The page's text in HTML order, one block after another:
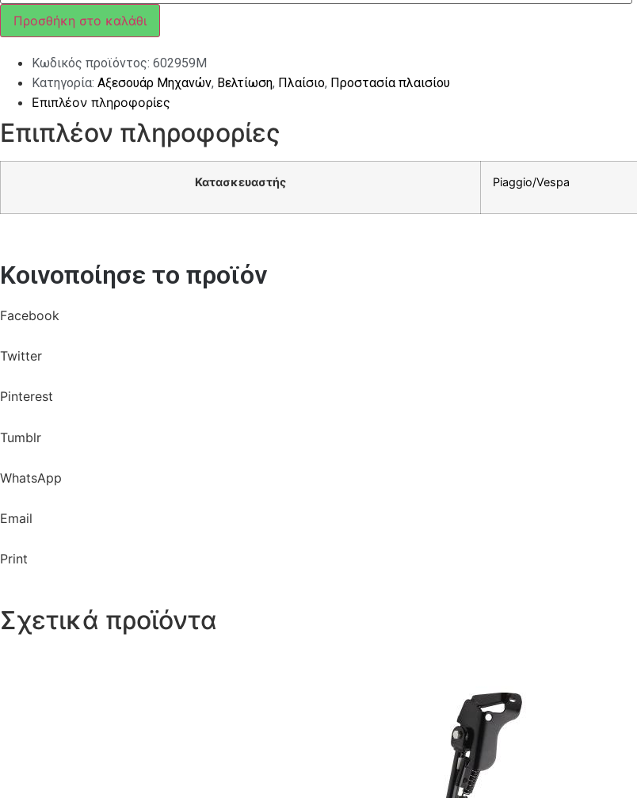
VESPA
GTS
ποσότητα
Προσθήκη στο καλάθι
Κωδικός προϊόντος: 602959M
Κατηγορία: Αξεσουάρ Μηχανών, Βελτίωση, Πλαίσιο, Προστασία πλαισίου
Επιπλέον πληροφορίες
Επιπλέον πληροφορίες
Κατασκευαστής Piaggio/Vespa
Κοινοποίησε το προϊόν
Facebook
Twitter
Pinterest
Tumblr
WhatsApp
Email
Print
Σχετικά προϊόντα